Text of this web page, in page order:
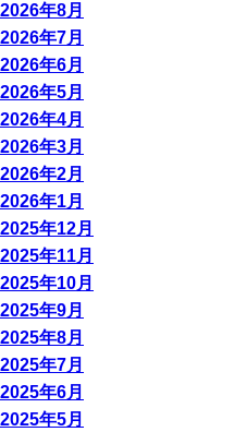
2026年8月
2026年7月
2026年6月
2026年5月
2026年4月
2026年3月
2026年2月
2026年1月
2025年12月
2025年11月
2025年10月
2025年9月
2025年8月
2025年7月
2025年6月
2025年5月